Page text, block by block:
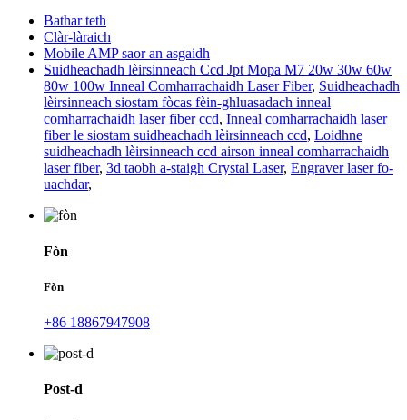
Bathar teth
Clàr-làraich
Mobile AMP saor an asgaidh
Suidheachadh lèirsinneach Ccd Jpt Mopa M7 20w 30w 60w
80w 100w Inneal Comharrachaidh Laser Fiber, Suidheachadh
lèirsinneach siostam fòcas fèin-ghluasadach inneal
comharrachaidh laser fiber ccd, Inneal comharrachaidh laser
fiber le siostam suidheachadh lèirsinneach ccd, Loidhne
suidheachadh lèirsinneach ccd airson inneal comharrachaidh
laser fiber, 3d taobh a-staigh Crystal Laser, Engraver laser fo-
uachdar,
Fòn
Fòn
+86 18867947908
Post-d